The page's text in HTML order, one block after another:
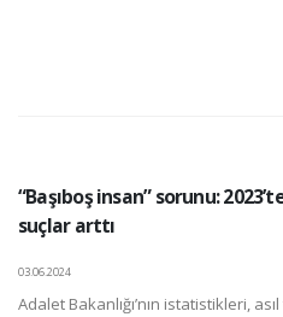
“Başıboş insan” sorunu:
suçlar arttı
03.06.2024
Adalet Bakanlığı’nın istatistikleri,